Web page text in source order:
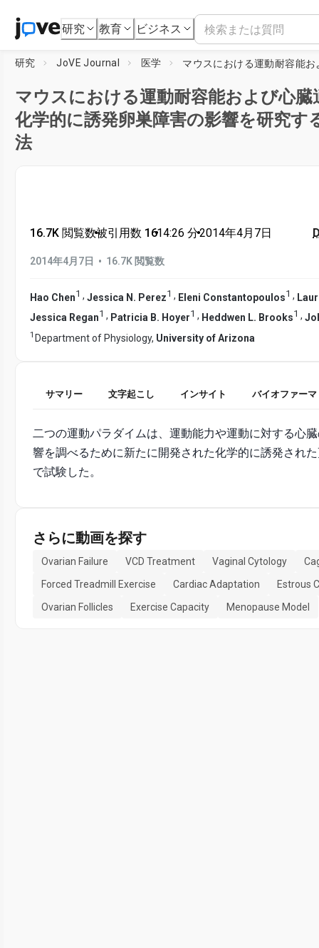
研究 教育 ビジネス
研究 JoVE Journal 医学
マウスにおける運動耐容能および心臓
化学的に誘発卵巣障害の影響を研究す
法
16.7K 閲覧数•被引用数 16•14:26 分•2014年4月7日
2014年4月7日 • 16.7K 閲覧数
Hao Chen1 , Jessica N. Perez1 , Eleni Constantopoulos1 ,
Jessica Regan1 , Patricia B. Hoyer1 , Heddwen L. Brooks1 ,
1 Department of Physiology, University of Arizona
サマリー 文字起こし インサイト バイオファー
二つの運動パラダイムは、運動能力や運動に対する心
響を調べるために新たに開発された化学的に誘発され
で試験した。
さらに動画を探す
Ovarian Failure VCD Treatment Vaginal Cytology
Forced Treadmill Exercise
Cardiac Adaptation
Estrous
Ovarian Follicles
Exercise Capacity Menopause Model